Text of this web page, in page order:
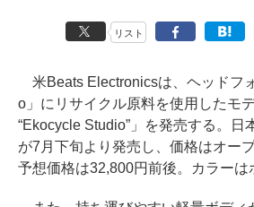
リスト
米Beats Electronicsは、ヘッドフ
o」にリサイクル原料を使用したモ
“Ekocycle Studio”」を発売する。日
が7月下旬より発売し、価格はオー
予想価格は32,800円前後。カラーは